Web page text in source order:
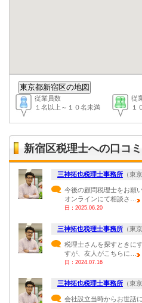
従業員数
１名以上～１０名未満
従
１
新宿区税理士への口コミ
三神拓也税理士事務所 （東
今後の顧問税理士をお願
オンラインにて相談さ…
日：2025.06.20
三神拓也税理士事務所 （東
税理士さんを探すときに
すが、友人がこちらに…
日：2024.07.16
三神拓也税理士事務所 （東
会社設立当時からお世話